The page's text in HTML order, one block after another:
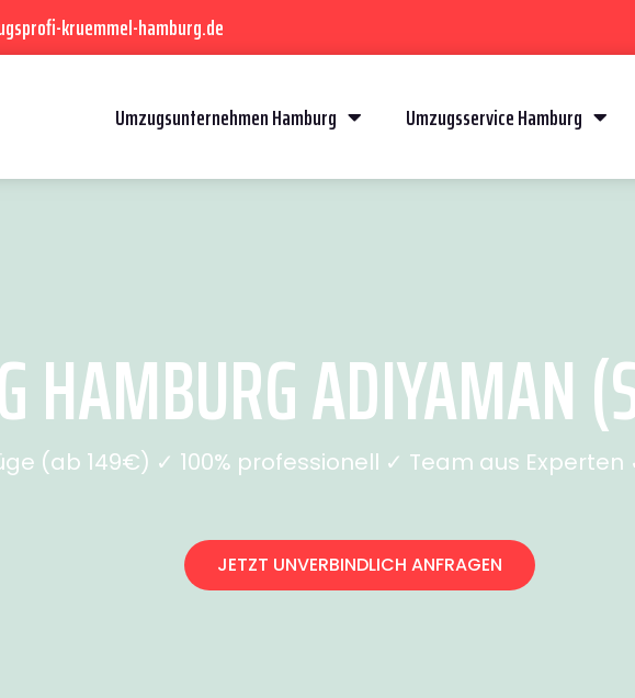
kruemmel-hamburg.de
Umzugsunternehmen Hamburg Umzugsservice Hamburg
HAMBURG ADIYAMAN
(ab 149€) ✓ 100% professionell ✓ Team aus
JETZT UNVERBINDLICH ANFRAGEN